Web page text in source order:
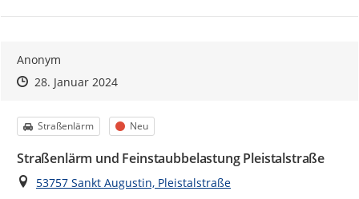
Anonym
Zeitpunkt des Erstellens
Zeitpunkt des Erstellens
28. Januar 2024Zur Äußerung
Kategorie
Straßenlärm Status
Neu
Straßenlärm und Feinstaubbelastung Pleistalstraße
Ort
53757 Sankt Augustin, Pleistalstraße